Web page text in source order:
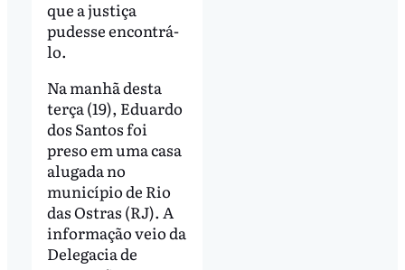
que a justiça
pudesse encontrá-
lo.
Na manhã desta
terça (19), Eduardo
dos Santos foi
preso em uma casa
alugada no
município de Rio
das Ostras (RJ). A
informação veio da
Delegacia de